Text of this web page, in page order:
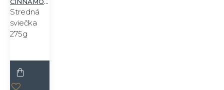
Stredná
sviečka
275g